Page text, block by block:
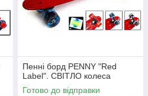
Пенні борд PENNY "Red
Label". СВІТЛО колеса
Готово до відправки